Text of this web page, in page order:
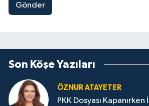
Gönder
Son Köşe Yazıları
ÖZNUR ATAYETER
PKK Dosyası